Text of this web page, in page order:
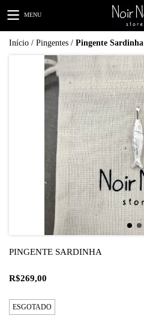
MENU
Início / Pingentes / Pingente Sardinha
PINGENTE SARDINHA
R$269,00
ESGOTADO